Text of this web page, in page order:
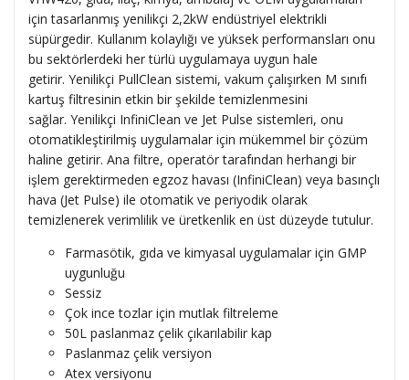
için tasarlanmış yenilikçi 2,2kW endüstriyel elektrikli
süpürgedir. Kullanım kolaylığı ve yüksek performansları onu
bu sektörlerdeki her türlü uygulamaya uygun hale
getirir. Yenilikçi PullClean sistemi, vakum çalışırken M sınıfı
kartuş filtresinin etkin bir şekilde temizlenmesini
sağlar. Yenilikçi InfiniClean ve Jet Pulse sistemleri, onu
otomatikleştirilmiş uygulamalar için mükemmel bir çözüm
haline getirir. Ana filtre, operatör tarafından herhangi bir
işlem gerektirmeden egzoz havası (InfiniClean) veya basınçlı
hava (Jet Pulse) ile otomatik ve periyodik olarak
temizlenerek verimlilik ve üretkenlik en üst düzeyde tutulur.
Farmasötik, gıda ve kimyasal uygulamalar için GMP
uygunluğu
Sessiz
Çok ince tozlar için mutlak filtreleme
50L paslanmaz çelik çıkarılabilir kap
Paslanmaz çelik versiyon
Atex versiyonu